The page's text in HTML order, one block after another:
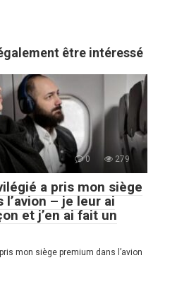
être intéressé
0 279
a pris mon siège
l’avion – je leur ai
et j’en ai fait un
mon siège premium dans l’avion